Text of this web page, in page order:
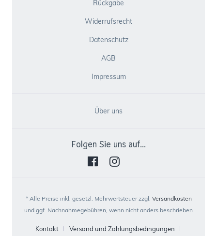
Rückgabe
Widerrufsrecht
Datenschutz
AGB
Impressum
Über uns
Folgen Sie uns auf...
* Alle Preise inkl. gesetzl. Mehrwertsteuer zzgl. Versandkosten
und ggf. Nachnahmegebühren, wenn nicht anders beschrieben
Kontakt Versand und Zahlungsbedingungen